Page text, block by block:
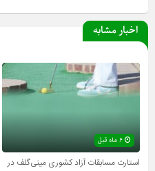
اخبار مشابه
۶ ماه قبل
استارت مسابقات آزاد کشوری مینی‌گلف در